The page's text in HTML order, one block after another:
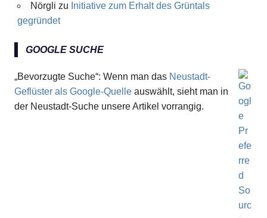
Nörgli zu Initiative zum Erhalt des Grüntals
gegründet
GOOGLE SUCHE
„Bevorzugte Suche“: Wenn man das Neustadt-
Geflüster als Google-Quelle auswählt, sieht man in
der Neustadt-Suche unsere Artikel vorrangig.